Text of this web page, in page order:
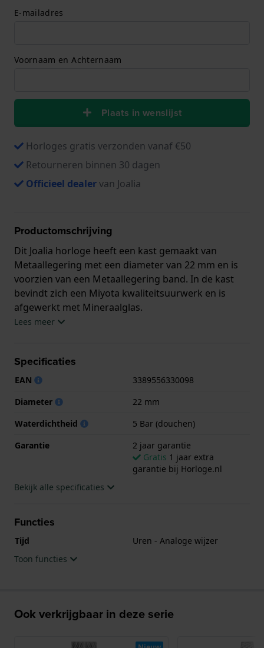
E-mailadres
Voornaam en Achternaam
Plaats in wenslijst
Horloges gratis verzonden vanaf €50
Retourneren binnen 30 dagen
Officieel dealervan Joalia
Productomschrijving
Dit Joalia horloge heeft een kast gemaakt van
Metaallegering met een diameter van 22 mm en is
voorzien van een Metaallegering band. In de kast
bevindt zich een Miyota kwaliteitsuurwerk en is
afgewerkt met Mineraalglas.
horloge geleverd met 2 jaar garantie.
Lees meer
Specificaties
EAN
3389556330098
Diameter
22 mm
Waterdichtheid
5 Bar (douchen)
Garantie
2 jaar garantie
Gratis 1 jaar extra
garantie bij Horloge.nl
Bekijk alle specificaties
Functies
Tijd
Uren - Analoge wijzer
Toon functies
Ook verkrijgbaar in deze serie